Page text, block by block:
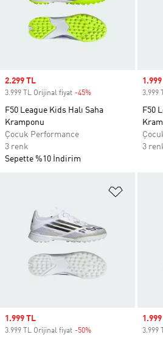
Sale price
2.299 TL
3.999 TL Orijinal fiyat -45%
F50 League Kids Halı Saha
Kramponu
Çocuk Performance
3 renk
Sepette %10 İndirim
Sale
3.999
F50
3
Sale price
1.999 TL
3.999 TL Orijinal fiyat -50%
Sale
3.999